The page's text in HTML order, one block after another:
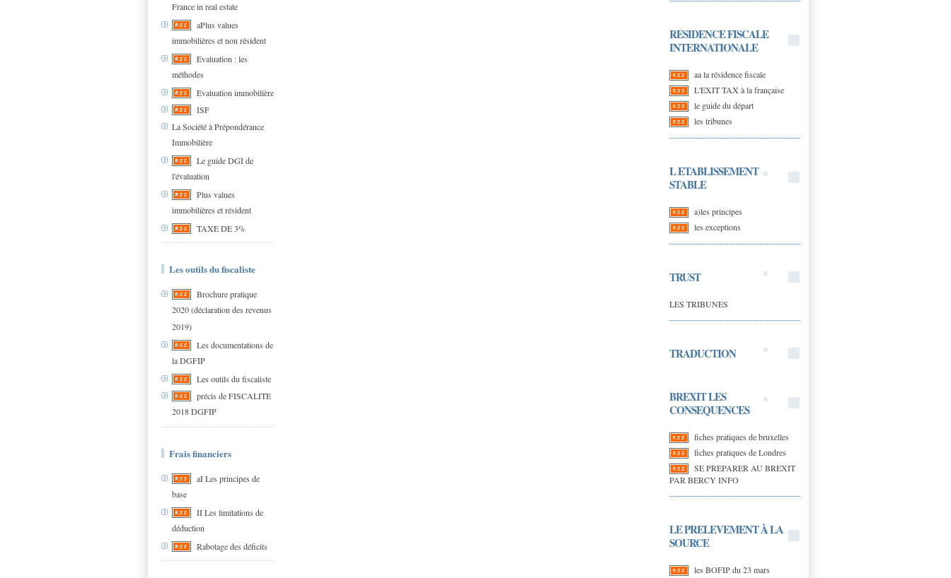
France in real estate
aPlus values
immobilières et non résident
Evaluation : les
méthodes
Evaluation immobilière
ISF
La Société à Prépondérance
Immobilière
Le guide DGI de
l'évaluation
Plus values
immobilières et résident
TAXE DE 3%
Les outils du fiscaliste
Brochure pratique
2020 (déclaration des revenus
2019)
Les documentations de
la DGFIP
Les outils du fiscaliste
précis de FISCALITE
2018 DGFIP
Frais financiers
aI Les principes de
base
II Les limitations de
déduction
Rabotage des déficits
RESIDENCE FISCALE
INTERNATIONALE
aa la résidence fiscale
L'EXIT TAX à la française
le guide du départ
les tribunes
L ETABLISSEMENT
STABLE
a)les principes
les exceptions
TRUST
LES TRIBUNES
TRADUCTION
BREXIT LES
CONSEQUENCES
fiches pratiques de bruxelles
fiches pratiques de Londres
SE PREPARER AU BREXIT
PAR BERCY INFO
LE PRELEVEMENT À LA
SOURCE
les BOFIP du 23 mars